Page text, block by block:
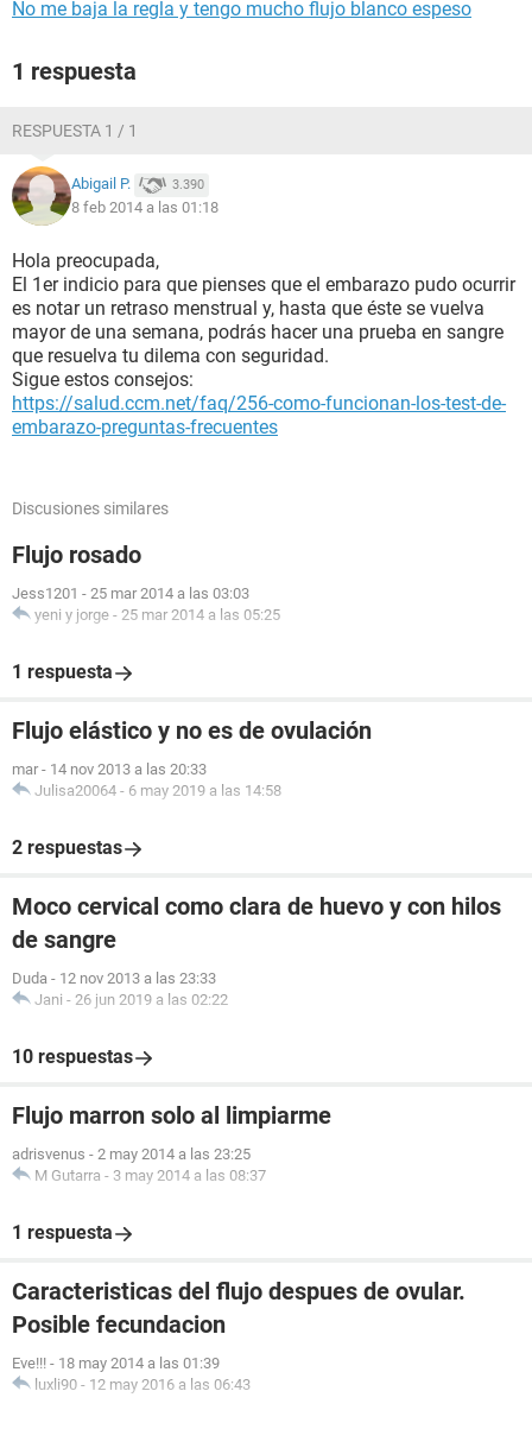
No me baja la regla y tengo mucho flujo blanco espeso
1 respuesta
RESPUESTA 1 / 1
Abigail P. 3.390
8 feb 2014 a las 01:18
Hola preocupada,
El 1er indicio para que pienses que el embarazo pudo ocurrir
es notar un retraso menstrual y, hasta que éste se vuelva
mayor de una semana, podrás hacer una prueba en sangre
que resuelva tu dilema con seguridad.
Sigue estos consejos:
https://salud.ccm.net/faq/256-como-funcionan-los-test-de-
embarazo-preguntas-frecuentes
Discusiones similares
Flujo rosado
Jess1201 - 25 mar 2014 a las 03:03
yeni y jorge - 25 mar 2014 a las 05:25
1 respuesta
Flujo elástico y no es de ovulación
mar - 14 nov 2013 a las 20:33
Julisa20064 - 6 may 2019 a las 14:58
2 respuestas
Moco cervical como clara de huevo y con hilos
de sangre
Duda - 12 nov 2013 a las 23:33
Jani - 26 jun 2019 a las 02:22
10 respuestas
Flujo marron solo al limpiarme
adrisvenus - 2 may 2014 a las 23:25
M Gutarra - 3 may 2014 a las 08:37
1 respuesta
Caracteristicas del flujo despues de ovular.
Posible fecundacion
Eve!!! - 18 may 2014 a las 01:39
luxli90 - 12 may 2016 a las 06:43